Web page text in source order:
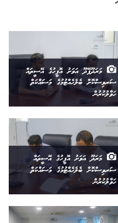
މަރަދޫފޭދޫ އަވަށު އޮފީހުގެ އޭސީތައް
ސަރވިސްކޮށް ބެލެހެއްޓުމުގެ މަސައްކަތް
ހަވާލުކުރުން
މަރަދޫ އަވަށު އޮފީހުގެ އޭސީތައް
ސަރވިސްކޮށް ބެލެހެއްޓުމުގެ މަސައްކަތް
ހަވާލުކުރުން